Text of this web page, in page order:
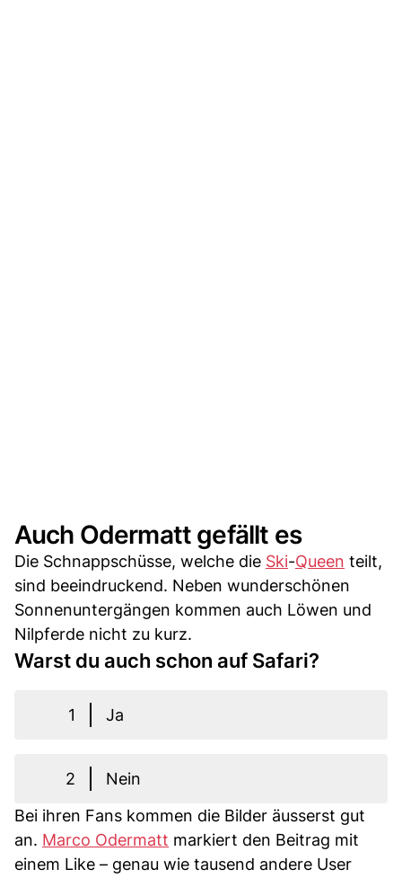
Auch Odermatt gefällt es
Die Schnappschüsse, welche die Ski-Queen teilt,
sind beeindruckend. Neben wunderschönen
Sonnenuntergängen kommen auch Löwen und
Nilpferde nicht zu kurz.
Warst du auch schon auf Safari?
1 Ja
2
Nein
Bei ihren Fans kommen die Bilder äusserst gut
an. Marco Odermatt markiert den Beitrag mit
einem Like – genau wie tausend andere User